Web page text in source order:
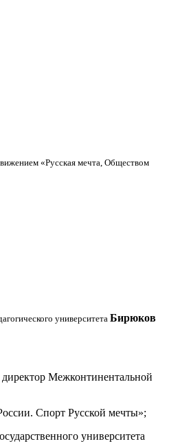
«Русская мечта, Обществом
университета Бирюков
Межконтинентальной
Спорт Русской мечты»;
университета